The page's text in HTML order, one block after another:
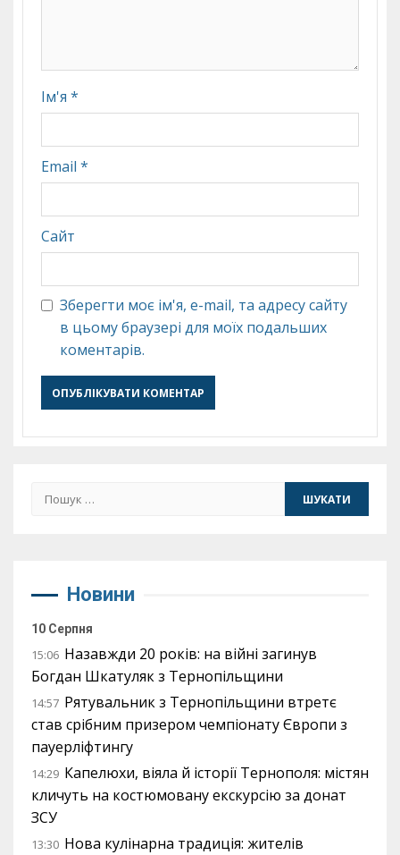
Ім'я *
Email *
Сайт
Зберегти моє ім'я, e-mail, та адресу сайту
в цьому браузері для моїх подальших
коментарів.
Пошук:
Новини
10 Серпня
15:06 Назавжди 20 років: на війні загинув
Богдан Шкатуляк з Тернопільщини
14:57 Рятувальник з Тернопільщини втретє
став срібним призером чемпіонату Європи з
пауерліфтингу
14:29 Капелюхи, віяла й історії Тернополя: містян
кличуть на костюмовану екскурсію за донат
ЗСУ
13:30 Нова кулінарна традиція: жителів